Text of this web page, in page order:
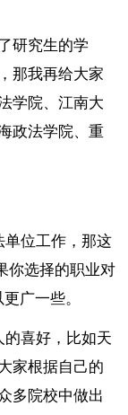
研究生的学
那我再给大家
学院、江南大
政法学院、重
单位工作，那这
你选择的职业对
广一些。
喜好，比如天
家根据自己的
多院校中做出